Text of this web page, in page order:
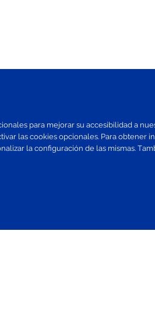
para mejorar su accesibilidad a
las cookies opcionales. Para obtener
la configuración de las mismas.